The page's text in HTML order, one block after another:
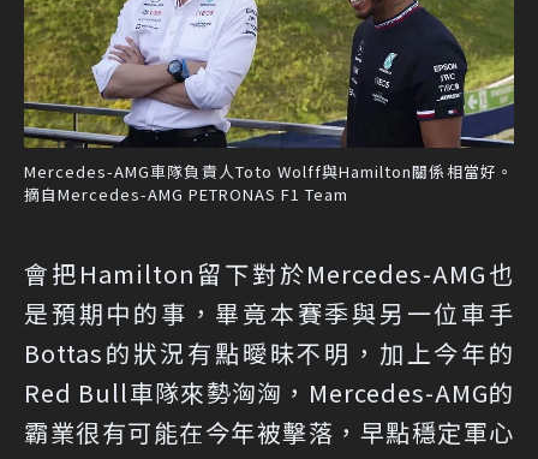
Mercedes-AMG車隊負責人Toto Wolff與Hamilton關係相當好。
摘自Mercedes-AMG PETRONAS F1 Team
會把Hamilton留下對於Mercedes-AMG也
是預期中的事，畢竟本賽季與另一位車手
Bottas的狀況有點曖昧不明，加上今年的
Red Bull車隊來勢洶洶，Mercedes-AMG的
霸業很有可能在今年被擊落，早點穩定軍心